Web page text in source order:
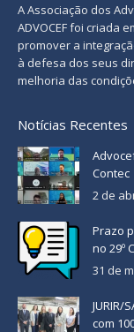
A Associação dos
ADVOCEF foi criada
promover a
à defesa dos seus
melhoria das
Notícias Recentes
Contec
2 de
Prazo
no 29º
31 de
JURIR/
com